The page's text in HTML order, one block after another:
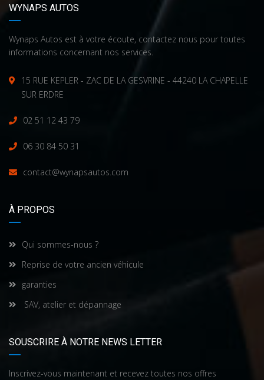
WYNAPS AUTOS
Wynaps Autos est à votre écoute, contactez nous pour toutes
informations concernant nos services.
15 RUE KEPLER - ZAC DE LA GESVRINE - 44240 LA CHAPELLE
SUR ERDRE
02 51 12 43 79
06 30 84 50 31
contact@wynapsautos.com
À PROPOS
Qui sommes-nous ?
Reprise de votre ancien véhicule
garanties
SAV, atelier et dépannage
SOUSCRIRE À NOTRE NEWS LETTER
Inscrivez-vous maintenant et recevez toutes nos offres